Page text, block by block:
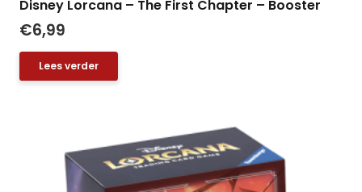
Disney Lorcana – The First Chapter – Booster
€6,99
Lees verder